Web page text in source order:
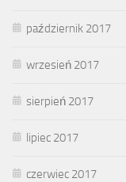
październik 2017
wrzesień 2017
sierpień 2017
lipiec 2017
czerwiec 2017